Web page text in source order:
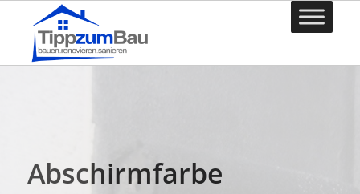
Abschirmfarbe